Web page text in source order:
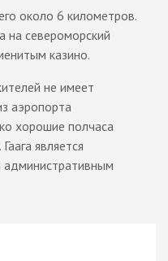
около 6 километров.
на североморский
казино.
не имеет
аэропорта
хорошие полчаса
является
административным